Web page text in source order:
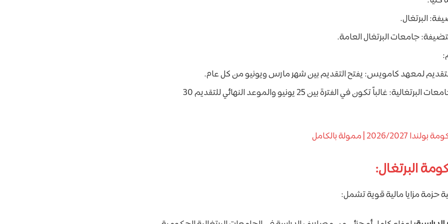
البرتغال.
جامعات البرتغال العامة.
لمعهد كامويس: يفتح التقديم بين شهر مارس ويونيو من كل عام.
المنح للجامعات البرتغالية: غالباً تكون في الفترة بين 25 يونيو والموعد النهائي للتقديم 30
2027 | ممولة بالكامل
البرتغال:
حزمة مزايا مالية قوية تشمل: